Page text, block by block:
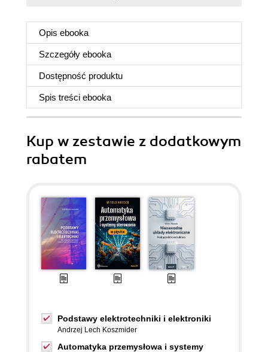
Opis ebooka
Szczegóły ebooka
Dostępność produktu
Spis treści ebooka
Kup w zestawie z dodatkowym
rabatem
Podstawy elektrotechniki i elektroniki
Andrzej Lech Koszmider
Automatyka przemysłowa i systemy